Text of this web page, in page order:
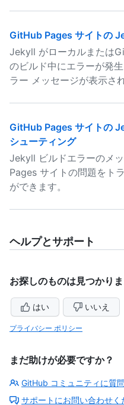
GitHub Pages サイトの
Jekyll がローカルまたは
のビルド中にエラーが発
ラー メッセージが表示さ
GitHub Pages サイトの
シューティング
Jekyll ビルドエラーのメ
Pages サイトの問題をト
ができます。
ヘルプとサポート
お探しのものは見つかり
はい いいえ
プライバシー ポリシー
まだ助けが必要ですか？
GitHub コミュニティに質
サポートにお問い合わせく